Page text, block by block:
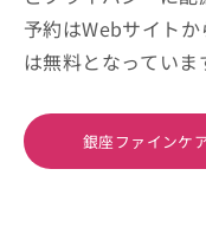
予約はWebサイト
は無料となっていま
銀座ファインケ